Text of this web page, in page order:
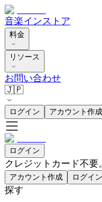
音楽インストア
料金
リソース
お問い合わせ
🇯🇵
ログイン アカウント作成
ログイン
クレジットカード不要
アカウント作成 ログイン
探す